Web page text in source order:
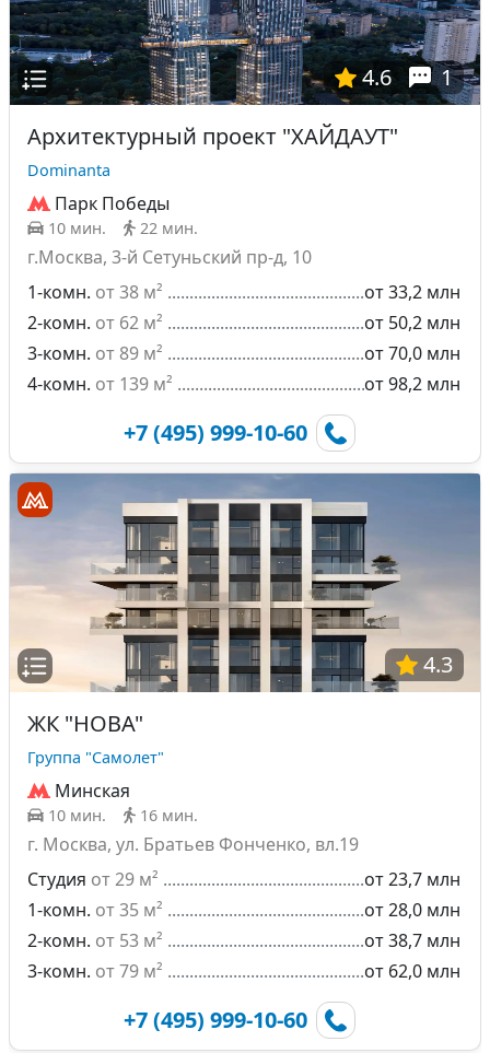
4.6
1
Архитектурный проект "ХАЙДАУТ"
Dominanta
Парк Победы
10 мин. 22 мин.
г.Москва, 3-й Сетуньский пр-д, 10
1-комн. от 38 м²
от 33,2 млн
2-комн. от 62 м²
от 50,2 млн
3-комн. от 89 м²
от 70,0 млн
4-комн. от 139 м² от 98,2 млн
+7 (495) 999-10-60
4.3
ЖК "НОВА"
Группа "Самолет"
Минская
10 мин. 16 мин.
г. Москва, ул. Братьев Фонченко, вл.19
Студия от 29 м²
от 23,7 млн
1-комн. от 35 м²
от 28,0 млн
2-комн. от 53 м²
от 38,7 млн
3-комн. от 79 м² от 62,0 млн
+7 (495) 999-10-60